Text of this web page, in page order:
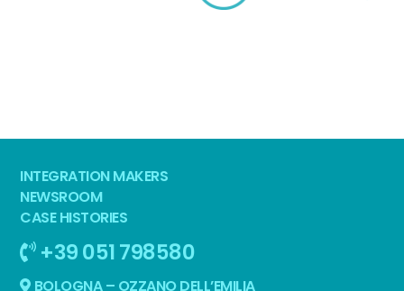
INTEGRATION MAKERS
NEWSROOM
CASE HISTORIES
+39 051 798580
BOLOGNA – OZZANO DELL’EMILIA